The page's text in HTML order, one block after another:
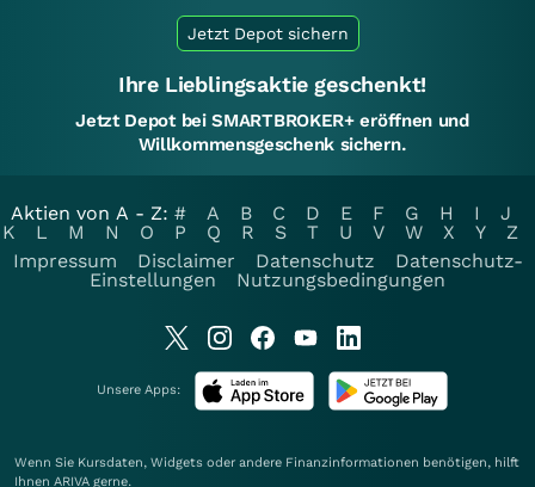
Jetzt Depot sichern
Ihre Lieblingsaktie geschenkt!
Jetzt Depot bei SMARTBROKER+ eröffnen und
Willkommensgeschenk sichern.
Aktien von A - Z: # A B C D E F G H I
J
K
L M N O P Q R S T U V W X Y
Z
Impressum
Disclaimer Datenschutz
Datenschutz-
Einstellungen
Nutzungsbedingungen
Unsere Apps:
Wenn Sie Kursdaten, Widgets oder andere Finanzinformationen benötigen, hilft
Ihnen ARIVA gerne.